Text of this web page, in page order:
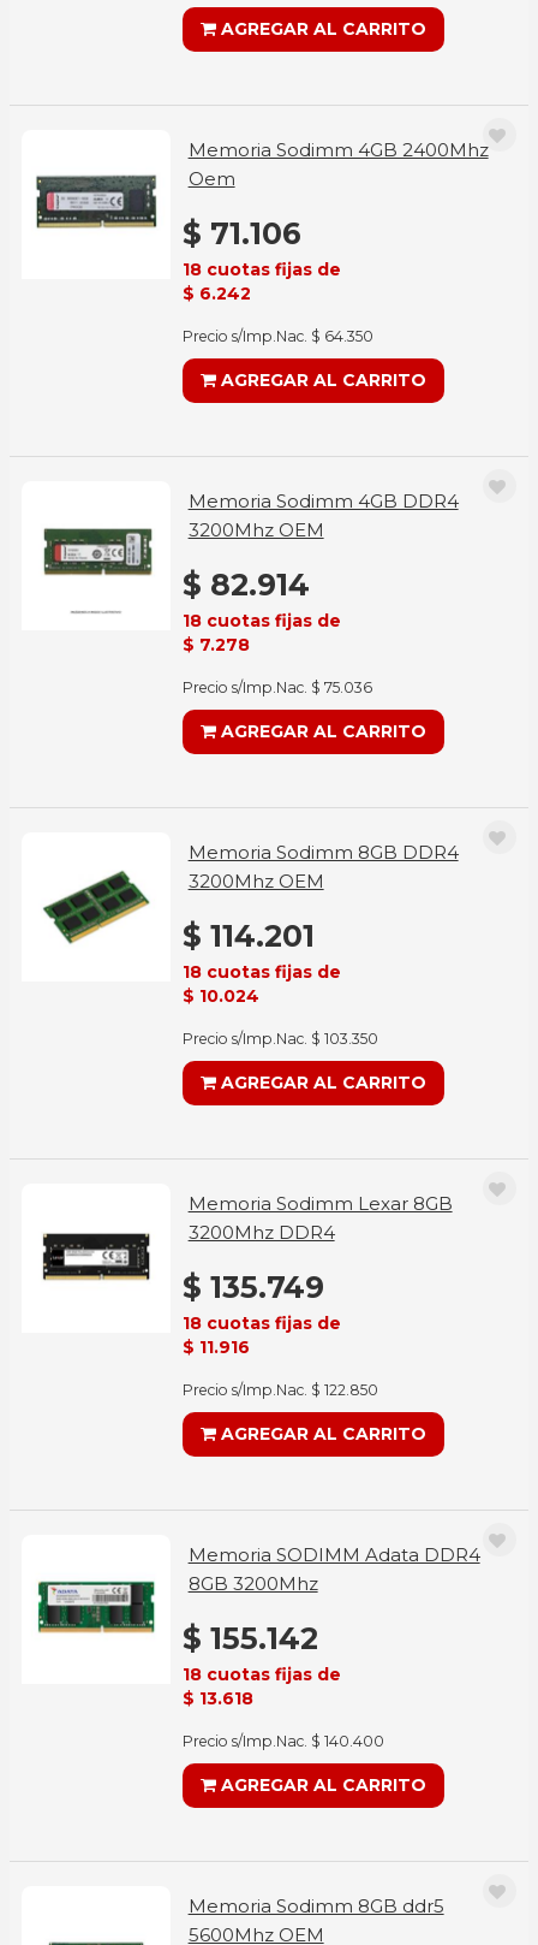
AGREGAR AL CARRITO
Memoria Sodimm 4GB 2400Mhz
Oem
$ 71.106
18 cuotas fijas de
$ 6.242
Precio s/Imp.Nac. $ 64.350
AGREGAR AL CARRITO
Memoria Sodimm 4GB DDR4
3200Mhz OEM
$ 82.914
18 cuotas fijas de
$ 7.278
Precio s/Imp.Nac. $ 75.036
AGREGAR AL CARRITO
Memoria Sodimm 8GB DDR4
3200Mhz OEM
$ 114.201
18 cuotas fijas de
$ 10.024
Precio s/Imp.Nac. $ 103.350
AGREGAR AL CARRITO
Memoria Sodimm Lexar 8GB
3200Mhz DDR4
$ 135.749
18 cuotas fijas de
$ 11.916
Precio s/Imp.Nac. $ 122.850
AGREGAR AL CARRITO
Memoria SODIMM Adata DDR4
8GB 3200Mhz
$ 155.142
18 cuotas fijas de
$ 13.618
Precio s/Imp.Nac. $ 140.400
AGREGAR AL CARRITO
Memoria Sodimm 8GB ddr5
5600Mhz OEM